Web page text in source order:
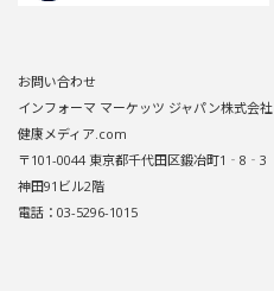
お問い合わせ
インフォーマ マーケッツ ジャパン株式会社
健康メディア.com
〒101-0044 東京都千代田区鍛冶町1‐8‐3
神田91ビル2階
電話：03-5296-1015